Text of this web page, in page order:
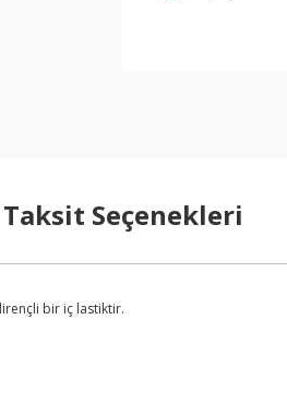
Taksit Seçenekleri
bir iç lastiktir.